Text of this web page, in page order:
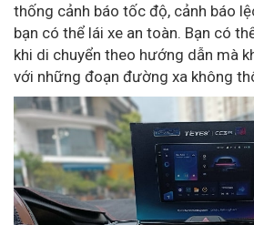
thống cảnh báo tốc độ, cảnh báo
bạn có thể lái xe an toàn. Bạn có
khi di chuyển theo hướng dẫn mà
với những đoạn đường xa không